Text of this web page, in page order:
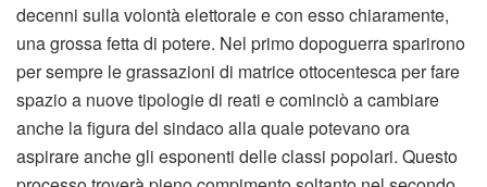
decenni sulla volontà elettorale e con esso chiaramente,
una grossa fetta di potere. Nel primo dopoguerra sparirono
per sempre le grassazioni di matrice ottocentesca per fare
spazio a nuove tipologie di reati e cominciò a cambiare
anche la figura del sindaco alla quale potevano ora
aspirare anche gli esponenti delle classi popolari. Questo